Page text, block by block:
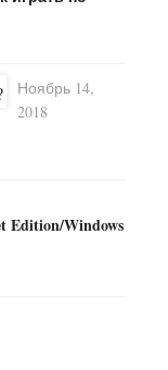
Ноябрь 14,
2018
Edition/Windows